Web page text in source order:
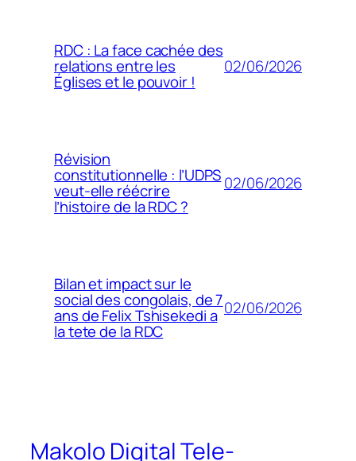
RDC : La face cachée des
relations entre les
Églises et le pouvoir !
02/06/2026
Révision
constitutionnelle : l’UDPS
veut-elle réécrire
l’histoire de la RDC ?
02/06/2026
Bilan et impact sur le
social des congolais, de 7
ans de Felix Tshisekedi a
la tete de la RDC
02/06/2026
Makolo Digital Tele-